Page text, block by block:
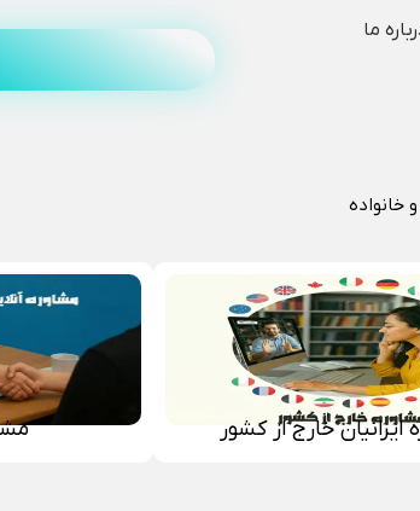
ما
خانواده
ایرانیان خارج از کشور